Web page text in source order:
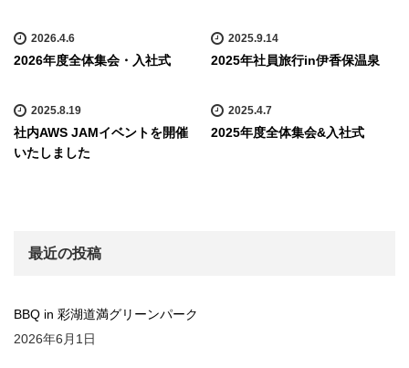
2026.4.6
2026年度全体集会・入社式
2025.9.14
2025年社員旅行in伊香保温泉
2025.8.19
社内AWS JAMイベントを開催
いたしました
2025.4.7
2025年度全体集会&入社式
最近の投稿
BBQ in 彩湖道満グリーンパーク
2026年6月1日